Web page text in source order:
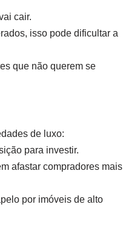
cair.
isso pode dificultar a
que não querem se
de luxo:
para investir.
afastar compradores mais
por imóveis de alto